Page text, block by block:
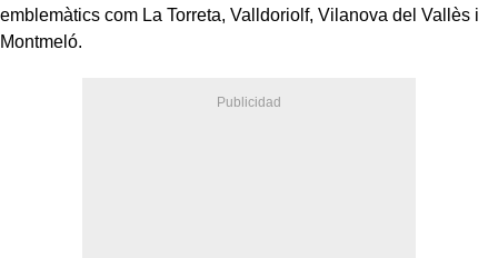
emblemàtics com La Torreta, Valldoriolf, Vilanova del Vallès i
Montmeló.